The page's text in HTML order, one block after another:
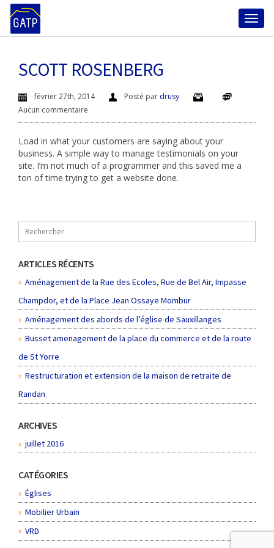
SCOTT ROSENBERG
février 27th, 2014 Posté par drusy
Aucun commentaire
Load in what your customers are saying about your
business. A simple way to manage testimonials on your
site. I’m not much of a programmer and this saved me a
ton of time trying to get a website done.
ARTICLES RÉCENTS
Aménagement de la Rue des Ecoles, Rue de Bel Air, Impasse
Champdor, et de la Place Jean Ossaye Mombur
Aménagement des abords de l’église de Sauxillanges
Busset amenagement de la place du commerce et de la route
de St Yorre
Restructuration et extension de la maison de retraite de
Randan
ARCHIVES
juillet 2016
CATÉGORIES
Églises
Mobilier Urbain
VRD